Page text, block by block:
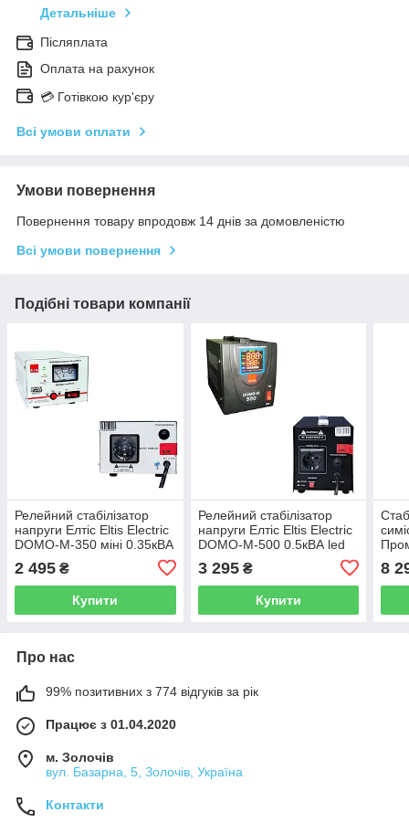
Детальніше
Післяплата
Оплата на рахунок
💳 Готівкою кур'єру
Всі умови оплати
Умови повернення
Повернення товару впродовж 14 днів за домовленістю
Всі умови повернення
Подібні товари компанії
Релейний стабілізатор
напруги Елтіс Eltis Electric
DOMO-M-350 міні 0.35кВА
2 495 ₴
Купити
Релейний стабілізатор
напруги Елтіс Eltis Electric
DOMO-M-500 0.5кВА led
3 295₴
Купити
8
Про нас
99% позитивних з 774 відгуків за рік
Працює з 01.04.2020
м. Золочів
вул. Базарна, 5, Золочів, Україна
Контакти